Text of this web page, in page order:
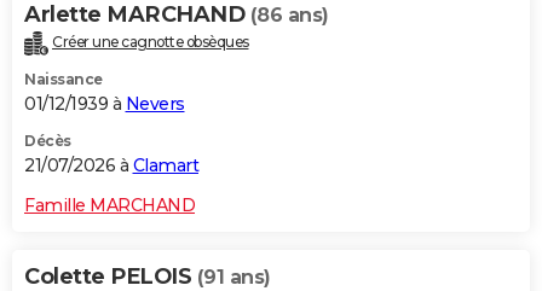
Arlette MARCHAND (86 ans)
Créer une cagnotte obsèques
Naissance
01/12/1939 à Nevers
Décès
21/07/2026 à Clamart
Famille MARCHAND
Colette PELOIS (91 ans)